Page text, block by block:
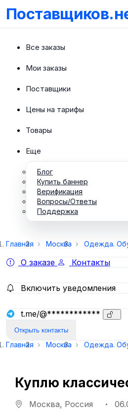
Все заказы
Мои заказы
Поставщики
Цены на тарифы
Товары
Еще
Блог
Купить баннер
Верификация
Вопросы/Ответы
Поддержка
Главная Москва Одежда.
О заказе Контакты
Включить уведомления
t.me/@************
Открыть контакты
Главная Москва Одежда.
Куплю
Москва, Россия